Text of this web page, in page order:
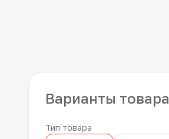
Варианты товара
Тип товара